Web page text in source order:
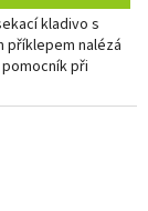
kladivo s
příklepem nalézá
při